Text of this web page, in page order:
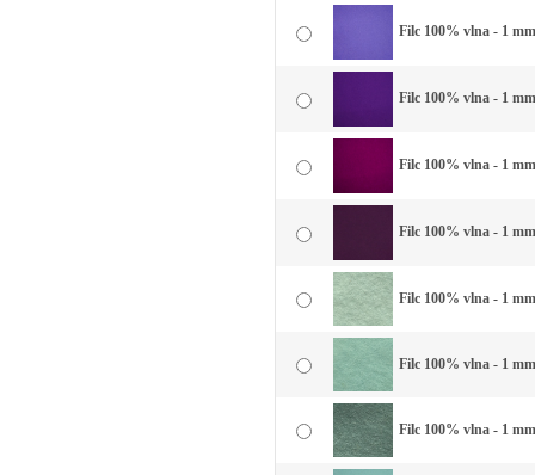
Filc 100% vlna - 1
Filc 100% vlna - 1
Filc 100% vlna - 1
Filc 100% vlna - 1
Filc 100% vlna - 1
Filc 100% vlna - 1
Filc 100% vlna - 1